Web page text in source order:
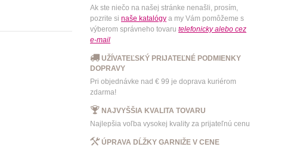
Ak ste niečo na našej stránke nenašli, prosím,
pozrite si naše katalógya my Vám pomôžeme s
výberom správneho tovaru telefonicky alebo cez
e-mail
UŽÍVATEĽSKÝ PRIJATEĽNÉ PODMIENKY
DOPRAVY
Pri objednávke nad € 99 je doprava kuriérom
zdarma!
NAJVYŠŠIA KVALITA TOVARU
Najlepšia voľba vysokej kvality za prijateľnú cenu
ÚPRAVA DĹŽKY GARNIŽE V CENE